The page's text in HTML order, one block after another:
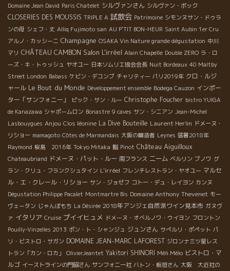
Domaine Jean David Paris Chatelet シルヴァンさん シルヴァン・ボック
CLOSERIES DES MOUSSIS TRIPLE A 試飲会 Patrimoine シモンヌサン・ドゥラ
ンの母 シェフ・丈 Alliq Fujimoto san AU P'TIT BON-HEUR Saint Aubin 1er Cru
アルノ・カッシーニ Champagne OSAKA Vin Nature grande dégustation 中川
マリ CHÂTEAU CAMBON Salon L'irréel Alain Chapelle Double ZERO ラ・ロ
ーズ・キ・トゥッシュ ヤオユー 日本ソムリエ協会会長 Nuit Bordeaux 40 Maltby
Street London Babass ケビン・デコンブ チャリティー パリ2019年 クロ・ルジ
ャール Le Bout du Monde Développement ensemble Bodega Cauzon インポー
ター「サンフォニー」
ピック・サン・ルー Christophe Foucher bistro YUIGA
de Kanazawa シャポームロン Bonastre 9 caves サン・シニアン Jean-Michel
Lasbouygues Anjou Clos léonine La Dive Bouteille Laurent Herlin ドメーヌ・
リショー mamagoto Côtes de Marmandais 大阪の醸造者 Leynes 猛暑2018年
Raymond 桜島 2016年 Tokyo Mitaka 鮨 Pinot Château Aiguilloux
Chateaubriand ドメーヌ・パット・ルー 南フランス ニーム ベルリン ブノワ グ
ラン・クリュ・フランクシュタイン L'irréel フレンチレストラン・ヤオユー マルセ
ル・エ・クレール・リショー サン・ジョゼフ コトー・デュ・レイヨン カンヌ
Dégustation Philippe Pacalet Montmartre Bis Domaine Anthony Thevenet モー
ヴェータン じゃんぼもち La Désirée 2018年アンジェ自然派ワイン見本市 ガヌヴ
ァ イタリア Cruise プイイヒュメ ドメーヌ・オベルノワ・ウイヨン フロントン
Pouilly-Vinzelles 2013 ポン・ト・シャンジュ ジュンさん サぺルリ・ポペット パ
リ・ビストロ・サガン DOMAINE JEAN-MARC LAFOREST ジロンナ三ツ星レス
トラン「カン・ロカ」
OlivierJeantet Yakitori SHINORI Méli Mélo ビストロ・マ
ルゴ イーストラインの門脇さん サンフォニー社 バトン・板垣さん 大阪 大近社の